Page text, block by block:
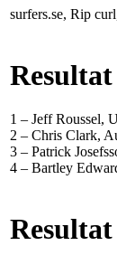
surfers.se, Rip
1 – Jeff Roussel,
2 – Chris Clark,
3 – Patrick
4 – Bartley